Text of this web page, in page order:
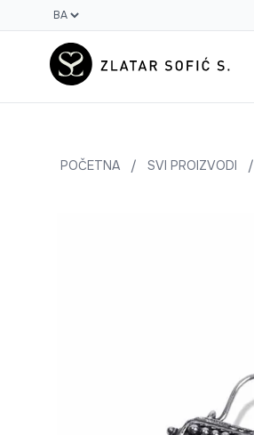
POČETNA / SVI PROIZVODI /